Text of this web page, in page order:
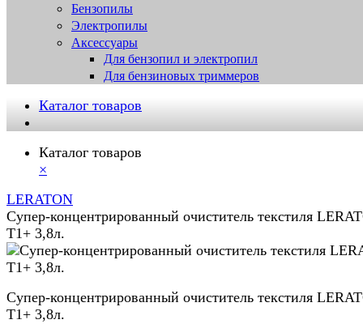
Бензопилы
Электропилы
Аксессуары
Для бензопил и электропил
Для бензиновых триммеров
Каталог товаров
Каталог товаров
×
LERATON
Супер-концентрированный очиститель текстиля
T1+ 3,8л.
Супер-концентрированный очиститель текстиля
T1+ 3,8л.